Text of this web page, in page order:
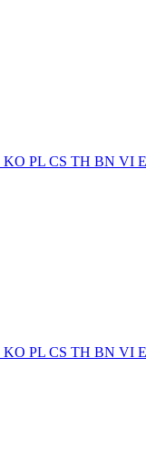
KO PL CS TH BN VI
KO PL CS TH BN VI